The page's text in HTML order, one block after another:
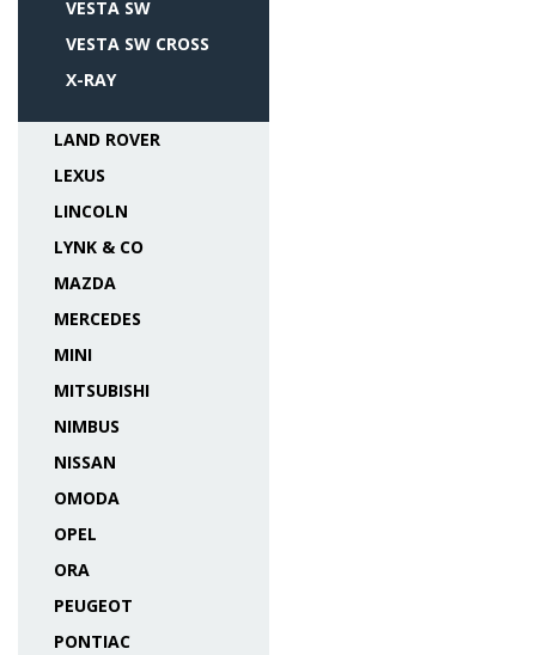
VESTA SW
VESTA SW CROSS
X-RAY
LAND ROVER
LEXUS
LINCOLN
LYNK & CO
MAZDA
MERCEDES
MINI
MITSUBISHI
NIMBUS
NISSAN
OMODA
OPEL
ORA
PEUGEOT
PONTIAC